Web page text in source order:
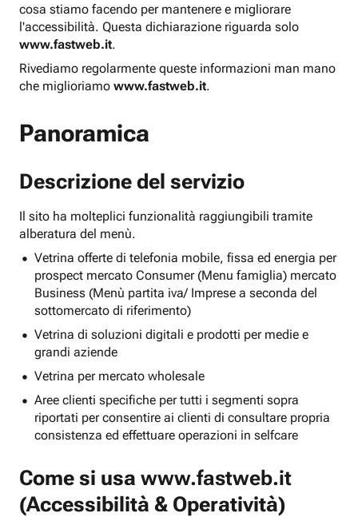
cosa stiamo facendo per mantenere e migliorare
l'accessibilità. Questa dichiarazione riguarda solo
www.fastweb.it.
Rivediamo regolarmente queste informazioni man mano
che miglioriamo www.fastweb.it.
Panoramica
Descrizione del servizio
Il sito ha molteplici funzionalità raggiungibili tramite
alberatura del menù.
Vetrina offerte di telefonia mobile, fissa ed energia per
prospect mercato Consumer (Menu famiglia) mercato
Business (Menù partita iva/ Imprese a seconda del
sottomercato di riferimento)
Vetrina di soluzioni digitali e prodotti per medie e
grandi aziende
Vetrina per mercato wholesale
Aree clienti specifiche per tutti i segmenti sopra
riportati per consentire ai clienti di consultare propria
consistenza ed effettuare operazioni in selfcare
Come si usa www.fastweb.it
(Accessibilità & Operatività)